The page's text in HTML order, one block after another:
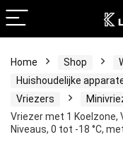
Home Shop
Huishoudelijke
Vriezers
Vriezer met 1
Niveaus, 0 tot -18 °C,